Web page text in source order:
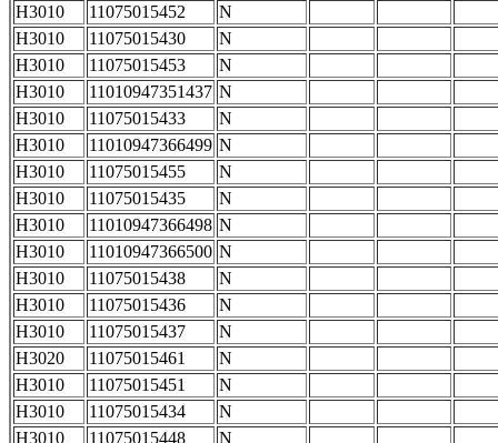
H3010
11075015452
N
H3010
11075015430
N
H3010
11075015453
N
H3010
11010947351437 N
H3010
11075015433
N
H3010
11010947366499 N
H3010
11075015455
N
H3010
11075015435
N
H3010
11010947366498 N
H3010
11010947366500 N
H3010
11075015438
N
H3010
11075015436
N
H3010
11075015437
N
H3020
11075015461
N
H3010
11075015451
N
H3010
11075015434
N
H3010
11075015448
N